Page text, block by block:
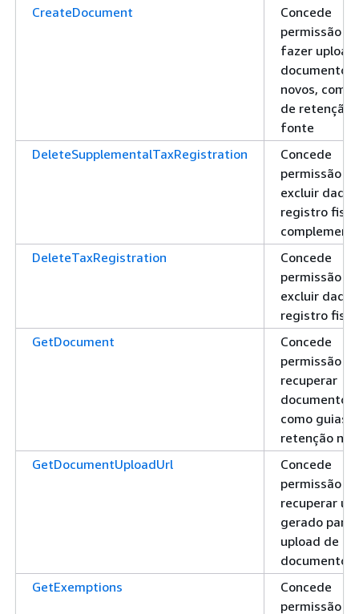
CreateDocument
Concede
permissão
fazer upload
documentos
novos, como
de retenção
fonte
DeleteSupplementalTaxRegistration
Concede
permissão
excluir
registro
DeleteTaxRegistration
Concede
permissão
excluir
registro
GetDocument
Concede
permissão
recuperar
documentos,
como guias
retenção na
GetDocumentUploadUrl
Concede
permissão
recuperar
gerado para
upload de
documentos
GetExemptions
Concede
permissão